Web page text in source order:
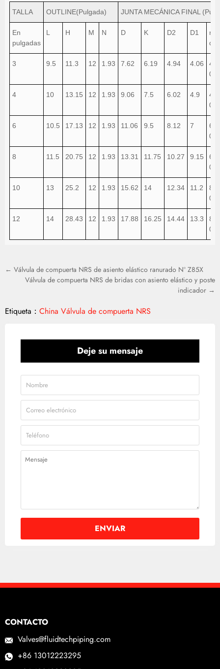
TALLA OUTLINE(Pulgada) JUNTA MECÁNICA FINAL
En
pulgadas
L H M N D K D2 D1
n-
d1
3 9.5 11.3 12 1.93 7.62 6.19 4.94 4.06
4-
4 10 13.15 12 1.93 9.06 7.5 6.02 4.9
4-
6 10.5 17.13 12 1.93 11.06 9.5 8.12 7
6-
8 11.5 20.75 12 1.93 13.31 11.75 10.27 9.15
6-
10 13 25.2 12 1.93 15.62 14 12.34 11.2
8-
12 14 28.43 12 1.93 17.88 16.25 14.44 13.3
8-
← Válvula de compuerta NRS de asiento elástico ranurado Nº Z85X
Válvula de compuerta NRS de bridas con asiento elástico y poste
indicador →
Etiqueta： China Válvula de compuerta NRS
Deje su mensaje
CONTACTO
Valves@fluidtechpiping.com
+86 13012223295